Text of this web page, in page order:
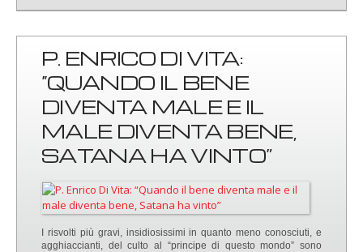
P. ENRICO DI VITA:
“QUANDO IL BENE
DIVENTA MALE E IL
MALE DIVENTA BENE,
SATANA HA VINTO”
I risvolti più gravi, insidiosissimi in quanto meno conosciuti, e
agghiaccianti, del culto al “principe di questo mondo” sono